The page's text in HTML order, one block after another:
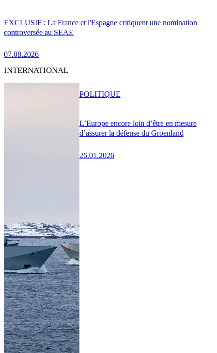
EXCLUSIF : La France et l'Espagne critiquent une nomination
controversée au SEAE
07.08.2026
INTERNATIONAL
L’Europe encore loin d’être en mesure
d’assurer la défense du Groenland
26.01.2026
POLITIQUE